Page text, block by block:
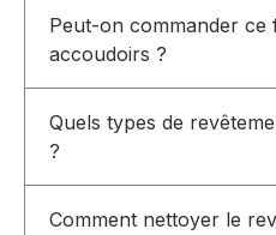
Peut-on commander ce
accoudoirs ?
Quels types de
?
Comment nettoyer le